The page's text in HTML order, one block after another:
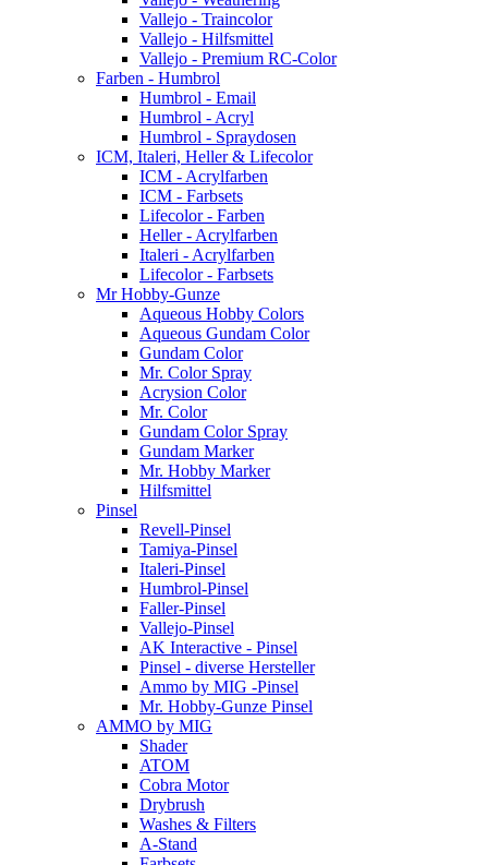
Vallejo - Traincolor
Vallejo - Hilfsmittel
Vallejo - Premium RC-Color
Farben - Humbrol
Humbrol - Email
Humbrol - Acryl
Humbrol - Spraydosen
ICM, Italeri, Heller & Lifecolor
ICM - Acrylfarben
ICM - Farbsets
Lifecolor - Farben
Heller - Acrylfarben
Italeri - Acrylfarben
Lifecolor - Farbsets
Mr Hobby-Gunze
Aqueous Hobby Colors
Aqueous Gundam Color
Gundam Color
Mr. Color Spray
Acrysion Color
Mr. Color
Gundam Color Spray
Gundam Marker
Mr. Hobby Marker
Hilfsmittel
Pinsel
Revell-Pinsel
Tamiya-Pinsel
Italeri-Pinsel
Humbrol-Pinsel
Faller-Pinsel
Vallejo-Pinsel
AK Interactive - Pinsel
Pinsel - diverse Hersteller
Ammo by MIG -Pinsel
Mr. Hobby-Gunze Pinsel
AMMO by MIG
Shader
ATOM
Cobra Motor
Drybrush
Washes & Filters
A-Stand